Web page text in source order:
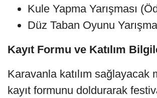
Kule Yapma Yarışması
Düz Taban Oyunu
Kayıt Formu ve Katılım
Karavanla katılım sağlayacak
kayıt formunu doldurarak